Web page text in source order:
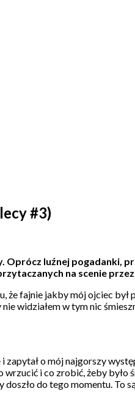
#3)
luźnej pogadanki,
na scenie
że fajnie jakby mój ojciec
widziałem w tym nic
o mój najgorszy
i co zrobić, żeby
do tego momentu. To